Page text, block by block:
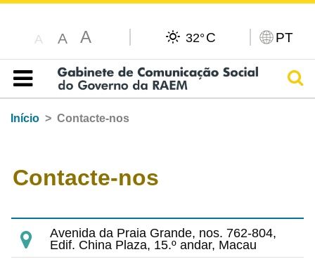
A A A 32° C PT
Índice
Início Contacte-nos
Contacte-nos
Avenida da Praia Grande, nos. 762-804,
Edif. China Plaza, 15.º andar, Macau